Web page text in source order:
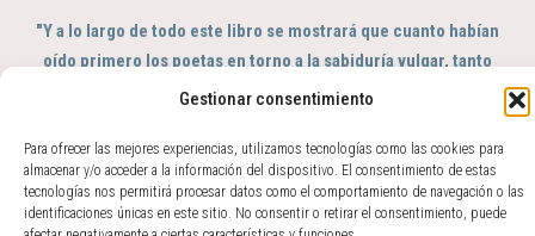
Gestionar consentimiento
Para ofrecer las mejores experiencias, utilizamos tecnologías como las cookies para
almacenar y/o acceder a la información del dispositivo. El consentimiento de estas
tecnologías nos permitirá procesar datos como el comportamiento de navegación o las
identificaciones únicas en este sitio. No consentir o retirar el consentimiento, puede
"Y a lo largo de todo este libro se mostrará que cuanto habían
oído primero los poetas en torno a la sabiduría vulgar, tanto
entendieron después los filósofos en torno a la sabiduría
el sentido y éstos el intelecto del género humano"
GIAMBATTISTA VICO, Scienza Nuova, 363
© 2017 - 2026 Amparo Zacarés -